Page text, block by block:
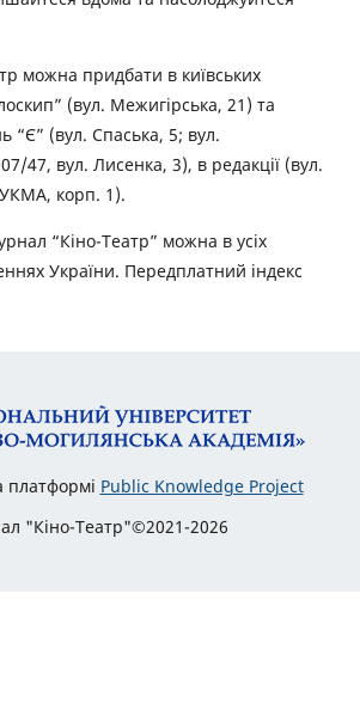
можна придбати в київських
(вул. Межигірська, 21) та
“Є” (вул. Спаська, 5; вул.
47, вул. Лисенка, 3), в редакції (вул.
корп. 1).
“Кіно-Театр” можна в усіх
України. Передплатний індекс
платформі Public Knowledge Project
"Кіно-Театр"©2021-2026